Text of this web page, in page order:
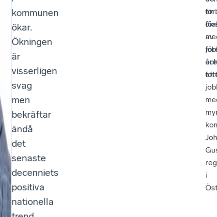
ul
t
a
t
i
d
e
kommunen
ökar.
Ökningen
är
visserligen
svag
men
bekräftar
ändå
det
senaste
decenniets
positiva
nationella
i
en
av